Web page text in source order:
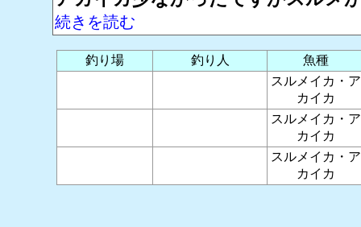
続きを読む
釣り場 釣り人
魚種
スルメイカ・ア
カイカ
スルメイカ・ア
カイカ
スルメイカ・ア
カイカ